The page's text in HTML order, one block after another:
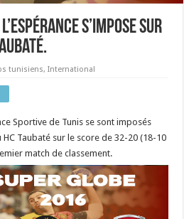
s’impose sur
tunisiens,International
Sportive de Tunis se sont imposés
Taubaté sur le score de 32-20 (18-10
match de classement.